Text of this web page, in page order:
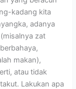
kadang kita
adanya
zat
makan),
atau tidak
Lakukan apa